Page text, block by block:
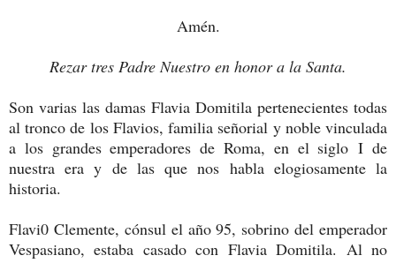
Amén.
Rezar tres Padre Nuestro en honor a la Santa.
Son varias las damas Flavia Domitila pertenecientes todas
al tronco de los Flavios, familia señorial y noble vinculada
a los grandes emperadores de Roma, en el siglo I de
nuestra era y de las que nos habla elogiosamente la
historia.
Flavi0 Clemente, cónsul el año 95, sobrino del emperador
Vespasiano, estaba casado con Flavia Domitila. Al no